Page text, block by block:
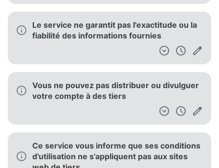
Le service ne garantit pas l'exactitude ou la
fiabilité des informations fournies
Vous ne pouvez pas distribuer ou divulguer
votre compte à des tiers
Ce service vous informe que ses conditions
d'utilisation ne s'appliquent pas aux sites